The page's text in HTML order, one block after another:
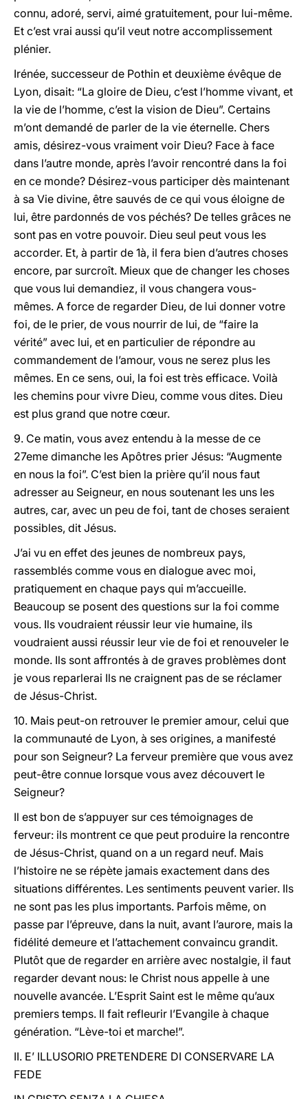
connu, adoré, servi, aimé gratuitement, pour lui-même.
Et c’est vrai aussi qu’il veut notre accomplissement
plénier.
Irénée, successeur de Pothin et deuxième évêque de
Lyon, disait: “La gloire de Dieu, c’est l’homme vivant, et
la vie de l’homme, c’est la vision de Dieu”. Certains
m’ont demandé de parler de la vie éternelle. Chers
amis, désirez-vous vraiment voir Dieu? Face à face
dans l’autre monde, après l’avoir rencontré dans la foi
en ce monde? Désirez-vous participer dès maintenant
à sa Vie divine, être sauvés de ce qui vous éloigne de
lui, être pardonnés de vos péchés? De telles grâces ne
sont pas en votre pouvoir. Dieu seul peut vous les
accorder. Et, à partir de 1à, il fera bien d’autres choses
encore, par surcroît. Mieux que de changer les choses
que vous lui demandiez, il vous changera vous-
mêmes. A force de regarder Dieu, de lui donner votre
foi, de le prier, de vous nourrir de lui, de “faire la
vérité” avec lui, et en particulier de répondre au
commandement de l’amour, vous ne serez plus les
mêmes. En ce sens, oui, la foi est très efficace. Voilà
les chemins pour vivre Dieu, comme vous dites. Dieu
est plus grand que notre cœur.
9. Ce matin, vous avez entendu à la messe de ce
27eme dimanche les Apôtres prier Jésus: “Augmente
en nous la foi”. C’est bien la prière qu’il nous faut
adresser au Seigneur, en nous soutenant les uns les
autres, car, avec un peu de foi, tant de choses seraient
possibles, dit Jésus.
J’ai vu en effet des jeunes de nombreux pays,
rassemblés comme vous en dialogue avec moi,
pratiquement en chaque pays qui m’accueille.
Beaucoup se posent des questions sur la foi comme
vous. Ils voudraient réussir leur vie humaine, ils
voudraient aussi réussir leur vie de foi et renouveler le
monde. Ils sont affrontés à de graves problèmes dont
je vous reparlerai Ils ne craignent pas de se réclamer
de Jésus-Christ.
10. Mais peut-on retrouver le premier amour, celui que
la communauté de Lyon, à ses origines, a manifesté
pour son Seigneur? La ferveur première que vous avez
peut-être connue lorsque vous avez découvert le
Seigneur?
Il est bon de s’appuyer sur ces témoignages de
ferveur: ils montrent ce que peut produire la rencontre
de Jésus-Christ, quand on a un regard neuf. Mais
l’histoire ne se répète jamais exactement dans des
situations différentes. Les sentiments peuvent varier. Ils
ne sont pas les plus importants. Parfois même, on
passe par l’épreuve, dans la nuit, avant l’aurore, mais la
fidélité demeure et l’attachement convaincu grandit.
Plutôt que de regarder en arrière avec nostalgie, il faut
regarder devant nous: le Christ nous appelle à une
nouvelle avancée. L’Esprit Saint est le même qu’aux
premiers temps. Il fait refleurir l’Evangile à chaque
génération. “Lève-toi et marche!”.
II. E’ ILLUSORIO PRETENDERE DI CONSERVARE LA
FEDE